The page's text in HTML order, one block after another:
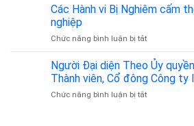
Cậy
Trăng
uy
Thành
vốn,
Cổ
phần,
Mua
Phần
Các Hành vi Bị Nghiêm cấm
nghiệp
Chức năng bình luận bị tắtở
Hành
Bị
Nghiêm
Người Đại diện Theo Ủy
Thành viên, Cổ đông Công ty
Chức năng bình luận bị tắtở